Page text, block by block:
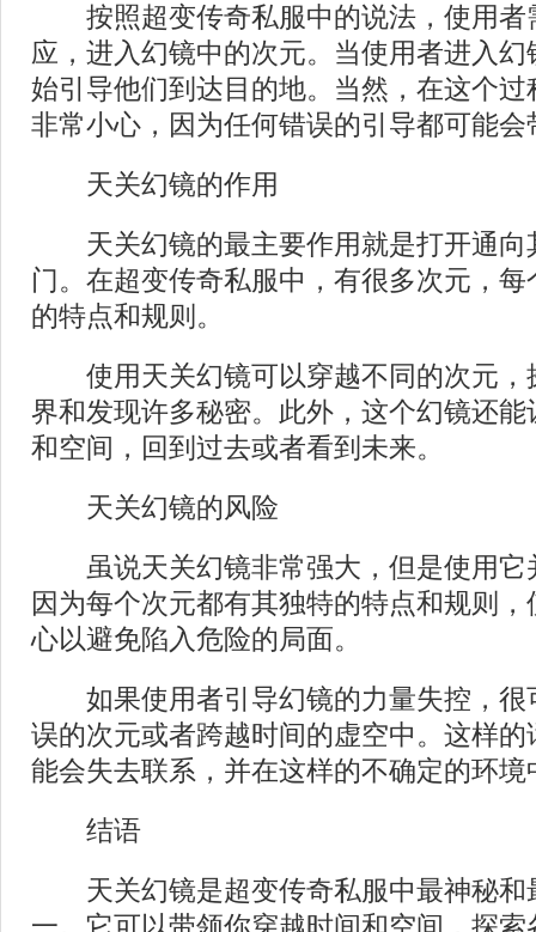
按照超变传奇私服中的说法，使用者
应，进入幻镜中的次元。当使用者进入
始引导他们到达目的地。当然，在这个
非常小心，因为任何错误的引导都可能会
天关幻镜的作用
天关幻镜的最主要作用就是打开通向
门。在超变传奇私服中，有很多次元，
的特点和规则。
使用天关幻镜可以穿越不同的次元，
界和发现许多秘密。此外，这个幻镜还
和空间，回到过去或者看到未来。
天关幻镜的风险
虽说天关幻镜非常强大，但是使用它
因为每个次元都有其独特的特点和规则
心以避免陷入危险的局面。
如果使用者引导幻镜的力量失控，很
误的次元或者跨越时间的虚空中。这样
能会失去联系，并在这样的不确定的环境
结语
天关幻镜是超变传奇私服中最神秘和